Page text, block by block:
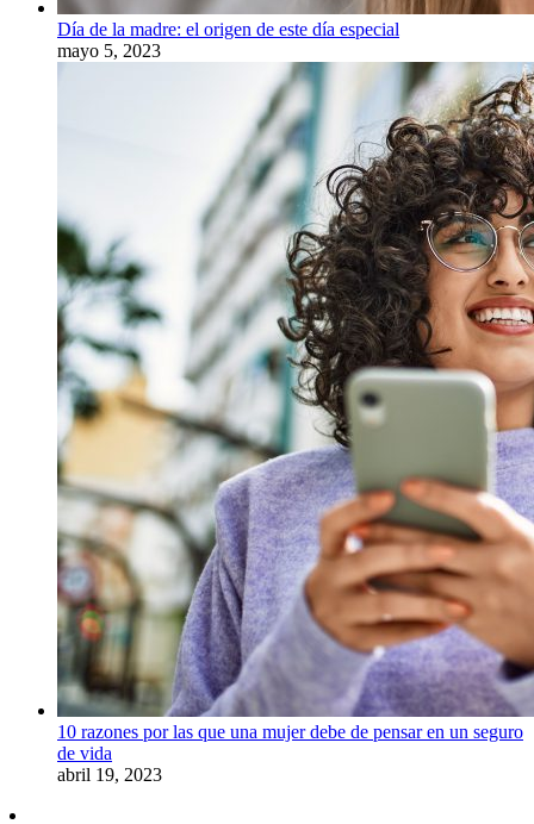
Día de la madre: el origen de este día especial
mayo 5, 2023
10 razones por las que una mujer debe de pensar en un seguro
de vida
abril 19, 2023